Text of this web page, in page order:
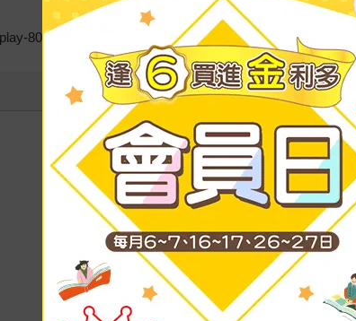
80/platforms